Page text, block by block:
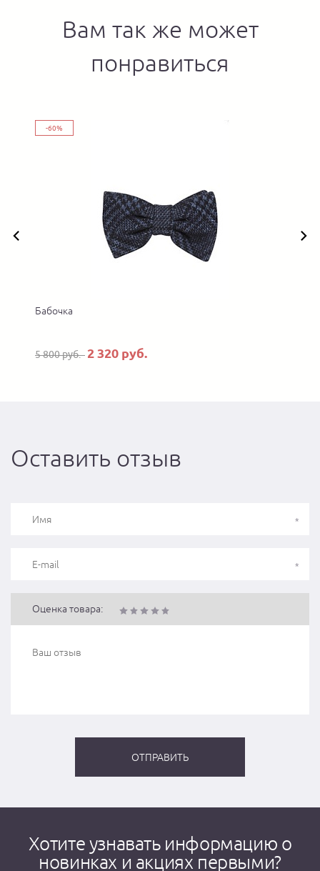
Вам так же может
понравиться
-60%
Бабочка
5 800 руб. 2 320 руб.
Оставить отзыв
Оценка товара:
Хотите узнавать информацию о
новинках и акциях первыми?